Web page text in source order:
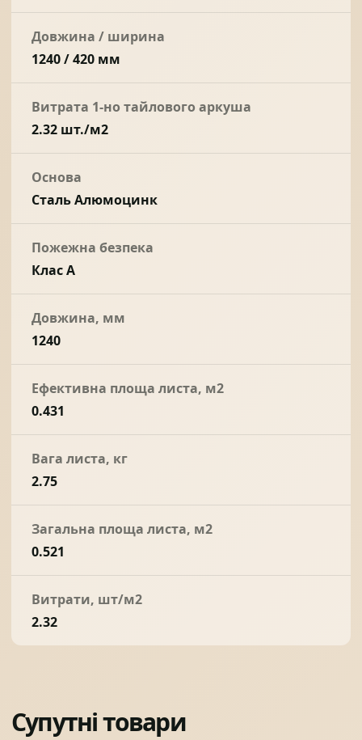
Довжина / ширина
1240 / 420 мм
Витрата 1-но тайлового аркуша
2.32 шт./м2
Основа
Сталь Алюмоцинк
Пожежна безпека
Клас А
Довжина, мм
1240
Ефективна площа листа, м2
0.431
Вага листа, кг
2.75
Загальна площа листа, м2
0.521
Витрати, шт/м2
2.32
Супутні товари